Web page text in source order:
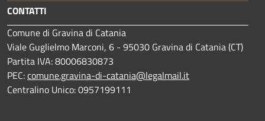
CONTATTI
Comune di Gravina di Catania
Viale Guglielmo Marconi, 6 - 95030 Gravina di Catania (CT)
Partita IVA: 80006830873
PEC:comune.gravina-di-catania@legalmail.it
Centralino Unico: 0957199111